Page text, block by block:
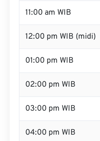
11:00 am WIB
12:00 pm WIB (midi)
01:00 pm WIB
02:00 pm WIB
03:00 pm WIB
04:00 pm WIB